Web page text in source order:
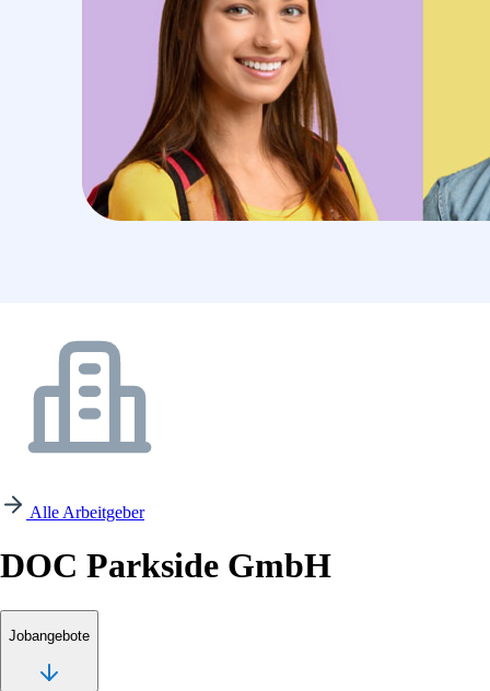
Alle Arbeitgeber
DOC Parkside GmbH
Jobangebote